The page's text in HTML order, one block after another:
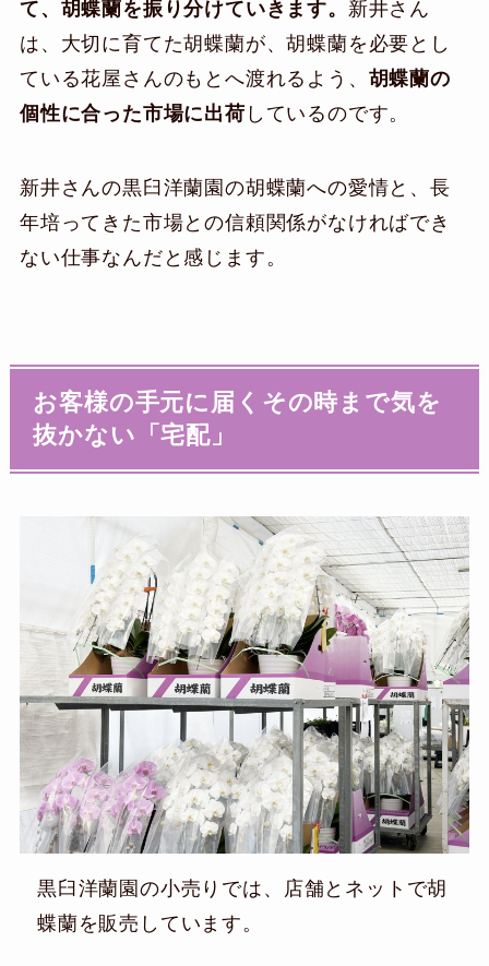
て、胡蝶蘭を振り分けていきます。 新井さん
は、大切に育てた胡蝶蘭が、胡蝶蘭を必要とし
ている花屋さんのもとへ渡れるよう、 胡蝶蘭の
個性に合った市場に出荷 しているのです。
新井さんの黒臼洋蘭園の胡蝶蘭への愛情と、長
年培ってきた市場との信頼関係がなければでき
ない仕事なんだと感じます。
お客様の手元に届くその時まで気を
抜かない「宅配」
黒臼洋蘭園の小売りでは、店舗とネットで胡
蝶蘭を販売しています。